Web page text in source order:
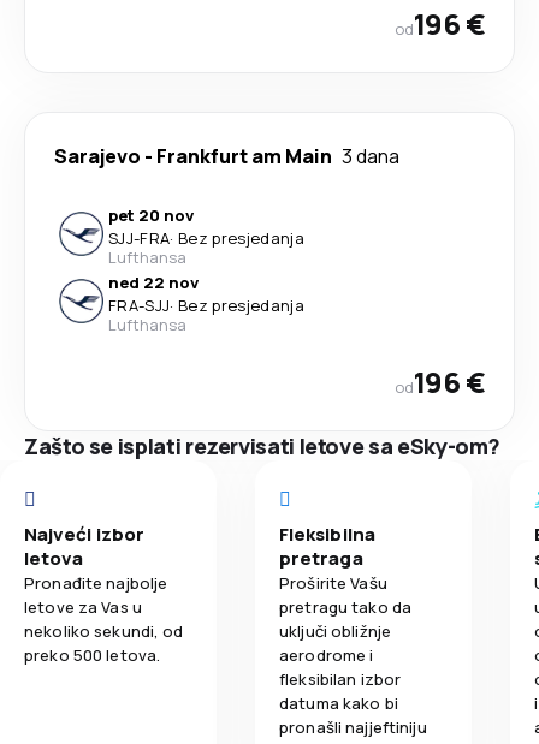
od196 €
Sarajevo - Frankfurt am Main 3 dana
pet 20 nov
SJJ-FRA· Bez presjedanja
Lufthansa
ned 22 nov
FRA-SJJ· Bez presjedanja
Lufthansa
od196 €
Zašto se isplati rezervisati letove sa eSky-om?
Najveći izbor
letova
Pronađite najbolje
letove za Vas u
nekoliko sekundi, od
preko 500 letova.
Fleksibilna
pretraga
Proširite Vašu
pretragu tako da
uključi obližnje
aerodrome i
fleksibilan izbor
datuma kako bi
pronašli najjeftiniju